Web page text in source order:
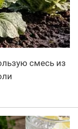
смесь из